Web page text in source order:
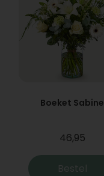
Boeket Sabine
46,95
Bestel